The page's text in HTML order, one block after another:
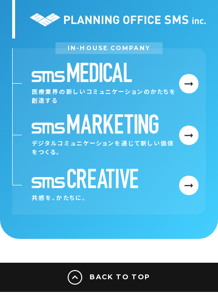
IN-HOUSE COMPANY
医療業界の新しいコミュニケーションのかたちを
創造する
デジタルコミュニケーションを通じて新しい価値
をつくる。
共感を、かたちに。
BACK TO TOP